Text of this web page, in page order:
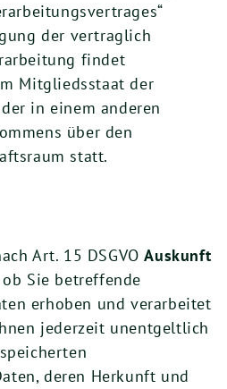
der vertraglich
findet
Mitgliedsstaat der
in einem anderen
über den
statt.
Art. 15 DSGVOAuskunft
Sie betreffende
erhoben und verarbeitet
jederzeit unentgeltlich
deren Herkunft und